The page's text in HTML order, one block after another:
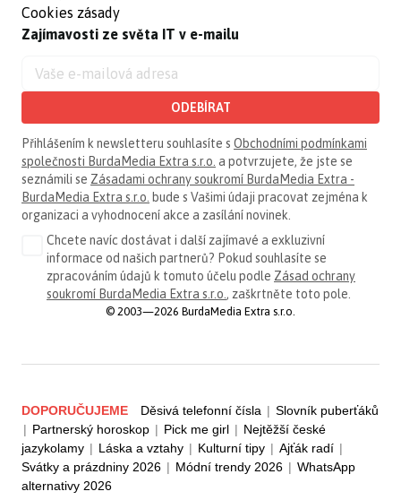
Cookies zásady
Zajímavosti ze světa IT v e-mailu
ODEBÍRAT
Přihlášením k newsletteru souhlasíte s Obchodními podmínkami
společnosti BurdaMedia Extra s.r.o. a potvrzujete, že jste se
seznámili se Zásadami ochrany soukromí BurdaMedia Extra -
BurdaMedia Extra s.r.o. bude s Vašimi údaji pracovat zejména k
organizaci a vyhodnocení akce a zasílání novinek.
Chcete navíc dostávat i další zajímavé a exkluzivní
informace od našich partnerů? Pokud souhlasíte se
zpracováním údajů k tomuto účelu podle Zásad ochrany
soukromí BurdaMedia Extra s.r.o. , zaškrtněte toto pole.
© 2003—2026 BurdaMedia Extra s.r.o.
DOPORUČUJEME Děsivá telefonní čísla | Slovník puberťáků
| Partnerský horoskop | Pick me girl | Nejtěžší české
jazykolamy | Láska a vztahy | Kulturní tipy | Ajťák radí |
Svátky a prázdniny 2026 | Módní trendy 2026 | WhatsApp
alternativy 2026